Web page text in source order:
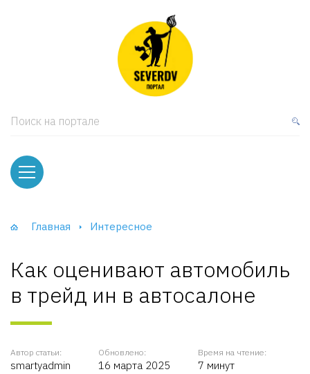
Поиск на портале
Главная Интересное
Как оценивают автомобиль
в трейд ин в автосалоне
Автор статьи:
smartyadmin
Обновлено:
16 марта 2025
Время на чтение:
7 минут
и тумбы